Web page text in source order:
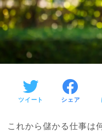
ツイート シェア
これから儲かる仕事は